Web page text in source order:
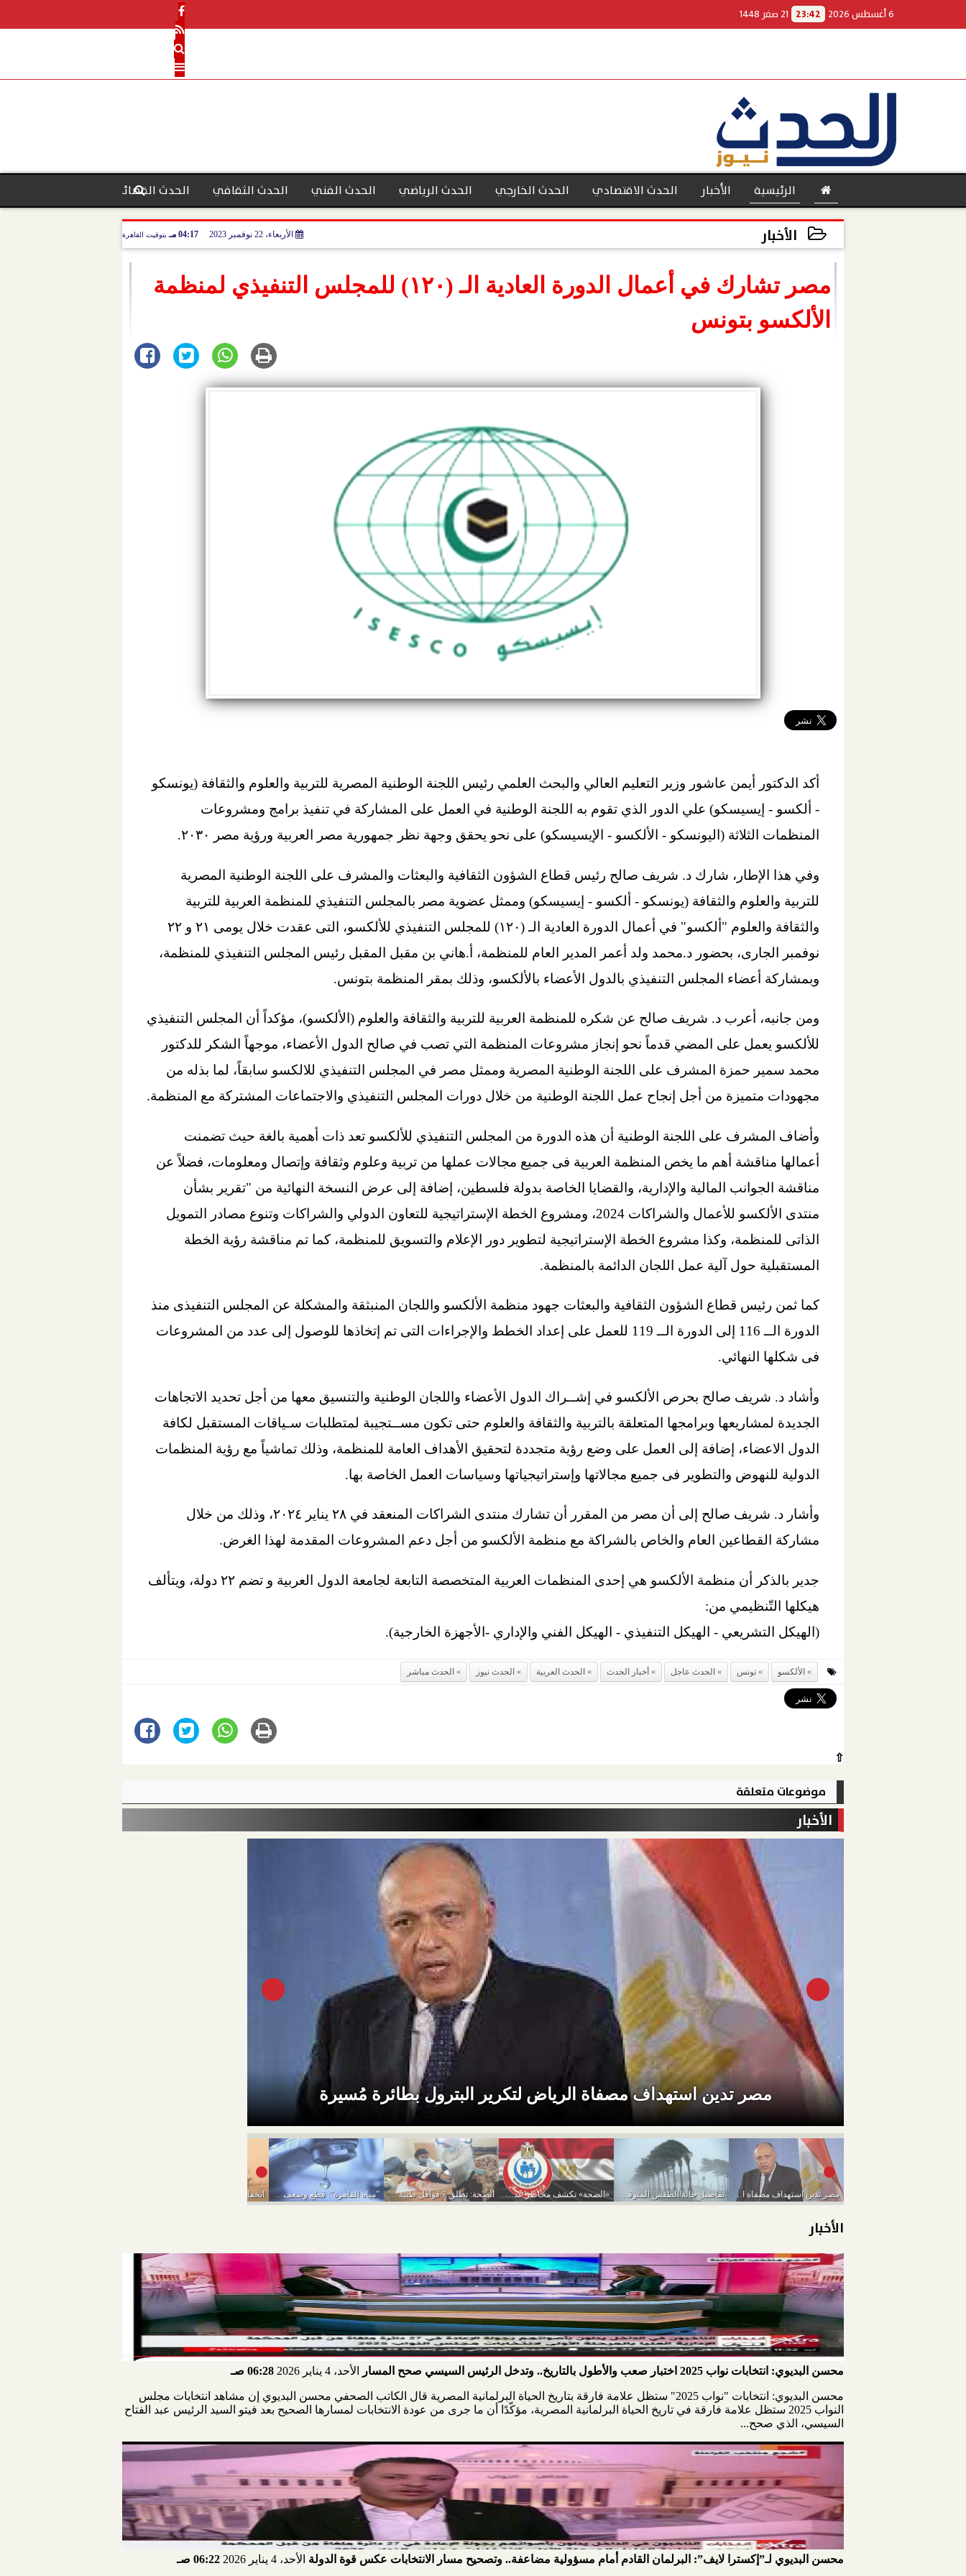
6 أغسطس 2026 23:42 21 صفر 1448
الرئيسية الأخبار الحدث الاقتصادي
بنوك
الحدث الخارجي الحدث الرياضي الحدث الفني الحدث الثقافي الحدث القضائي
الأخبار الأربعاء، 22 نوفمبر 2023 04:17 مـ بتوقيت القاهرة
مصر تشارك في أعمال الدورة العادية الـ (١٢٠) للمجلس التنفيذي لمنظمة
الألكسو بتونس
أكد الدكتور أيمن عاشور وزير التعليم العالي والبحث العلمي رئيس اللجنة الوطنية المصرية للتربية والعلوم والثقافة (يونسكو
- ألكسو - إيسيسكو) علي الدور الذي تقوم به اللجنة الوطنية في العمل على المشاركة في تنفيذ برامج ومشروعات
المنظمات الثلاثة (اليونسكو - الألكسو - الإيسيسكو) على نحو يحقق وجهة نظر جمهورية مصر العربية ورؤية مصر ٢٠٣٠.
وفي هذا الإطار، شارك د. شريف صالح رئيس قطاع الشؤون الثقافية والبعثات والمشرف على اللجنة الوطنية المصرية
للتربية والعلوم والثقافة (يونسكو - ألكسو - إيسيسكو) وممثل عضوية مصر بالمجلس التنفيذي للمنظمة العربية للتربية
والثقافة والعلوم "ألكسو" في أعمال الدورة العادية الـ (١٢٠) للمجلس التنفيذي للألكسو، التى عقدت خلال يومى ٢١ و ٢٢
نوفمبر الجارى، بحضور د.محمد ولد أعمر المدير العام للمنظمة، أ.هاني بن مقبل المقبل رئيس المجلس التنفيذي للمنظمة،
وبمشاركة أعضاء المجلس التنفيذي بالدول الأعضاء بالألكسو، وذلك بمقر المنظمة بتونس.
ومن جانبه، أعرب د. شريف صالح عن شكره للمنظمة العربية للتربية والثقافة والعلوم (الألكسو)، مؤكداً أن المجلس التنفيذي
للألكسو يعمل على المضي قدماً نحو إنجاز مشروعات المنظمة التي تصب في صالح الدول الأعضاء، موجهاً الشكر للدكتور
محمد سمير حمزة المشرف على اللجنة الوطنية المصرية وممثل مصر في المجلس التنفيذي للالكسو سابقاً، لما بذله من
مجهودات متميزة من أجل إنجاح عمل اللجنة الوطنية من خلال دورات المجلس التنفيذي والاجتماعات المشتركة مع المنظمة.
وأضاف المشرف على اللجنة الوطنية أن هذه الدورة من المجلس التنفيذي للألكسو تعد ذات أهمية بالغة حيث تضمنت
أعمالها مناقشة أهم ما يخص المنظمة العربية فى جميع مجالات عملها من تربية وعلوم وثقافة وإتصال ومعلومات، فضلاً عن
مناقشة الجوانب المالية والإدارية، والقضايا الخاصة بدولة فلسطين، إضافة إلى عرض النسخة النهائية من "تقرير بشأن
منتدى الألكسو للأعمال والشراكات 2024، ومشروع الخطة الإستراتيجية للتعاون الدولي والشراكات وتنوع مصادر التمويل
الذاتى للمنظمة، وكذا مشروع الخطة الإستراتيجية لتطوير دور الإعلام والتسويق للمنظمة، كما تم مناقشة رؤية الخطة
المستقبلية حول آلية عمل اللجان الدائمة بالمنظمة.
كما ثمن رئيس قطاع الشؤون الثقافية والبعثات جهود منظمة الألكسو واللجان المنبثقة والمشكلة عن المجلس التنفيذى منذ
الدورة الــ 116 إلى الدورة الــ 119 للعمل على إعداد الخطط والإجراءات التى تم إتخاذها للوصول إلى عدد من المشروعات
فى شكلها النهائي.
وأشاد د. شريف صالح بحرص الألكسو في إشــراك الدول الأعضاء واللجان الوطنية والتنسيق معها من أجل تحديد الاتجاهات
الجديدة لمشاريعها وبرامجها المتعلقة بالتربية والثقافة والعلوم حتى تكون مســتجيبة لمتطلبات سـياقات المستقبل لكافة
الدول الاعضاء، إضافة إلى العمل على وضع رؤية متجددة لتحقيق الأهداف العامة للمنظمة، وذلك تماشياً مع رؤية المنظمات
الدولية للنهوض والتطوير فى جميع مجالاتها وإستراتيجياتها وسياسات العمل الخاصة بها.
وأشار د. شريف صالح إلى أن مصر من المقرر أن تشارك منتدى الشراكات المنعقد في ٢٨ يناير ٢٠٢٤، وذلك من خلال
مشاركة القطاعين العام والخاص بالشراكة مع منظمة الألكسو من أجل دعم المشروعات المقدمة لهذا الغرض.
جدير بالذكر أن منظمة الألكسو هي إحدى المنظمات العربية المتخصصة التابعة لجامعة الدول العربية و تضم ٢٢ دولة، ويتألف
هيكلها التّنظيمي من:
(الهيكل التشريعي - الهيكل التنفيذي - الهيكل الفني والإداري -الأجهزة الخارجية).
الألكسو تونس الحدث عاجل أخبار الحدث الحدث العربية الحدث نيوز الحدث مباشر
⇧
موضوعات متعلقة
الأخبار
مصر تدين استهداف مصفاة الرياض لتكرير البترول بطائرة مُسيرة
مصر تدين استهداف مصفاة الرياض لتكرير البترول بطائرة... تفاصيل حالة الطقس المتوقعة من اليوم حتى الخميس... «الصحة» تكشف مخاطر عدم ضبط السكر يؤدي للاعتلال... الصحة: تطلق 7 قوافل طبية مجانية بمختلف المحافظات ”مياه القاهرة”: قطع وضعف المياه ببعض المناطق بالقاهرة...
الأخبار
محسن البديوي: انتخابات نواب 2025 اختبار صعب والأطول بالتاريخ.. وتدخل الرئيس السيسي صحح المسار الأحد، 4 يناير 2026 06:28 صـ
محسن البديوي: انتخابات "نواب 2025" ستظل علامة فارقة بتاريخ الحياة البرلمانية المصرية قال الكاتب الصحفي محسن البديوي إن مشاهد انتخابات مجلس
النواب 2025 ستظل علامة فارقة في تاريخ الحياة البرلمانية المصرية، مؤكّدًا أن ما جرى من عودة الانتخابات لمسارها الصحيح بعد فيتو السيد الرئيس عبد الفتاح
السيسي، الذي صحح...
محسن البديوي لـ”إكسترا لايف”: البرلمان القادم أمام مسؤولية مضاعفة.. وتصحيح مسار الانتخابات عكس قوة الدولة الأحد، 4 يناير 2026 06:22 صـ